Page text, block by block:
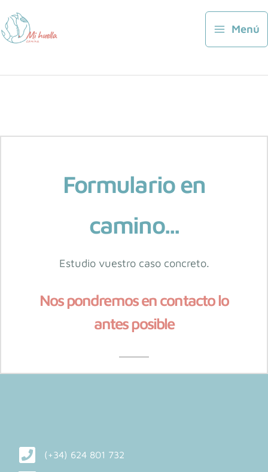
al
contenido
Menú
Formulario en
camino...
Estudio vuestro caso concreto.
Nos pondremos en contacto lo
antes posible
(+34) 624 801 732